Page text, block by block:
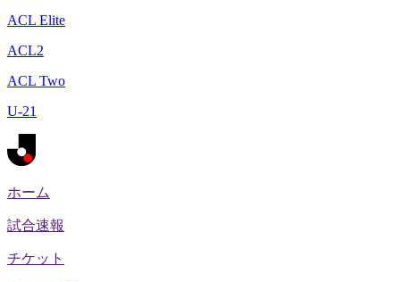
ACL Elite
ACL2
ACL Two
U-21
ホーム
試合速報
チケット